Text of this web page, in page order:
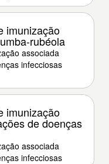
imunização
rubéola
associada
infecciosas
imunização
de doenças
associada
infecciosas